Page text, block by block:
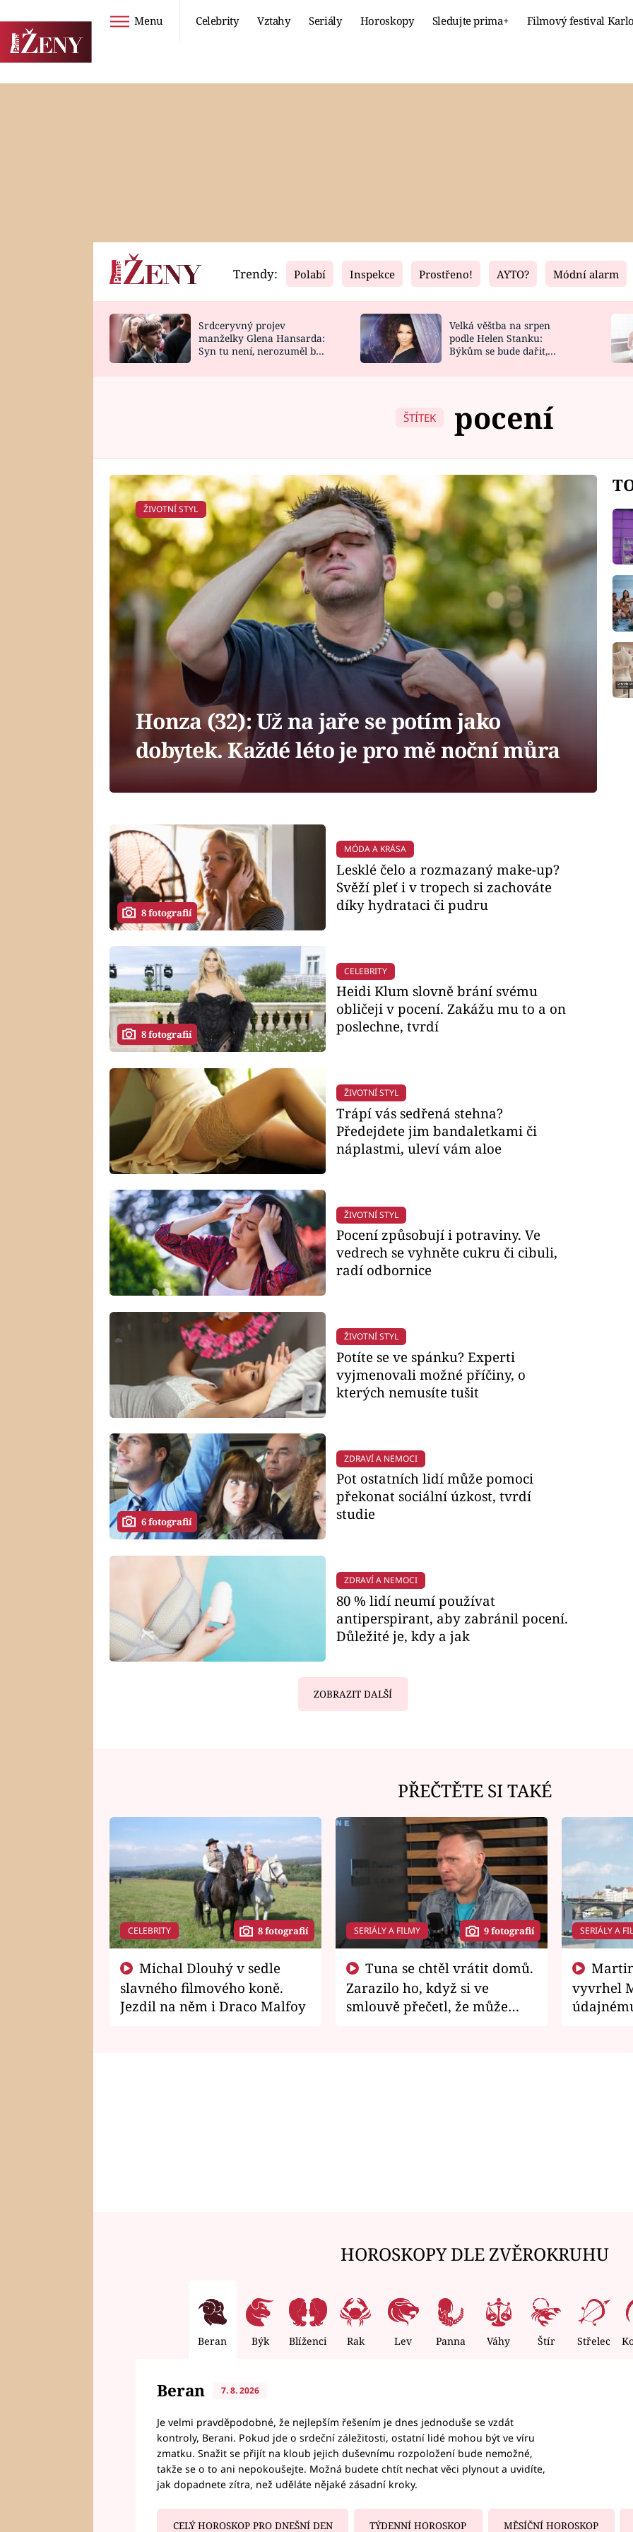
Menu Celebrity Vztahy Seriály Horoskopy Sledujte prima+ Filmový festival
Horoskopy
HOROSKOP NA
Video
CELEBRITY
VAŘENÍ
Fresh
NOVINKY
VIDEORECEPTY
Living
DESIGN
Trendy: Polabí Inspekce Prostřeno! AYTO? Módní alarm
Srdceryvný projev
manželky Glena Hansarda:
Syn tu není, nerozuměl by
Velká věštba na srpen
podle Helen Stanku:
Býkům se bude dařit,
ŠTÍTEK pocení
ŽIVOTNÍ STYL
Honza (32): Už na jaře se potím jako
dobytek. Každé léto je pro mě noční můra
8 fotografií
MÓDA A KRÁSA
Lesklé čelo a rozmazaný make-up?
Svěží pleť i v tropech si zachováte
díky hydrataci či pudru
8 fotografií
CELEBRITY
Heidi Klum slovně brání svému
obličeji v pocení. Zakážu mu to a on
poslechne, tvrdí
ŽIVOTNÍ STYL
Trápí vás sedřená stehna?
Předejdete jim bandaletkami či
náplastmi, uleví vám aloe
ŽIVOTNÍ STYL
Pocení způsobují i potraviny. Ve
vedrech se vyhněte cukru či cibuli,
radí odbornice
ŽIVOTNÍ STYL
Potíte se ve spánku? Experti
vyjmenovali možné příčiny, o
kterých nemusíte tušit
6 fotografií
ZDRAVÍ A NEMOCI
Pot ostatních lidí může pomoci
překonat sociální úzkost, tvrdí
studie
ZDRAVÍ A NEMOCI
80 % lidí neumí používat
antiperspirant, aby zabránil pocení.
Důležité je, kdy a jak
ZOBRAZIT DALŠÍ
PŘEČTĚTE SI TAKÉ
CELEBRITY 8 fotografií
slavného filmového koně.
Jezdil na něm i Draco Malfoy
SERIÁLY A FILMY 9 fotografií
Zarazilo ho, když si ve
smlouvě přečetl, že může
SERIÁLY A
vyvrhel
HOROSKOPY DLE ZVĚROKRUHU
Beran Býk Blíženci Rak Lev Panna Váhy Štír Střelec
Beran 7. 8. 2026
Je velmi pravděpodobné, že nejlepším řešením je dnes jednoduše se vzdát
kontroly, Berani. Pokud jde o srdeční záležitosti, ostatní lidé mohou být ve víru
zmatku. Snažit se přijít na kloub jejich duševnímu rozpoložení bude nemožné,
takže se o to ani nepokoušejte. Možná budete chtít nechat věci plynout a uvidíte,
jak dopadnete zítra, než uděláte nějaké zásadní kroky.
CELÝ HOROSKOP PRO DNEŠNÍ DEN TÝDENNÍ HOROSKOP MĚSÍČNÍ HOROSKOP